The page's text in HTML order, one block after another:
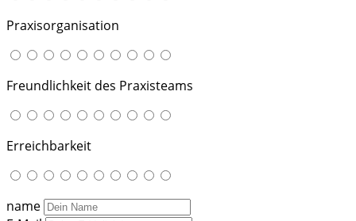
Praxisorganisation
Freundlichkeit des Praxisteams
Erreichbarkeit
name